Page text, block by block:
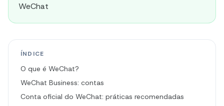
WeChat
ÍNDICE
O que é WeChat?
WeChat Business: contas
Conta oficial do WeChat: práticas recomendadas